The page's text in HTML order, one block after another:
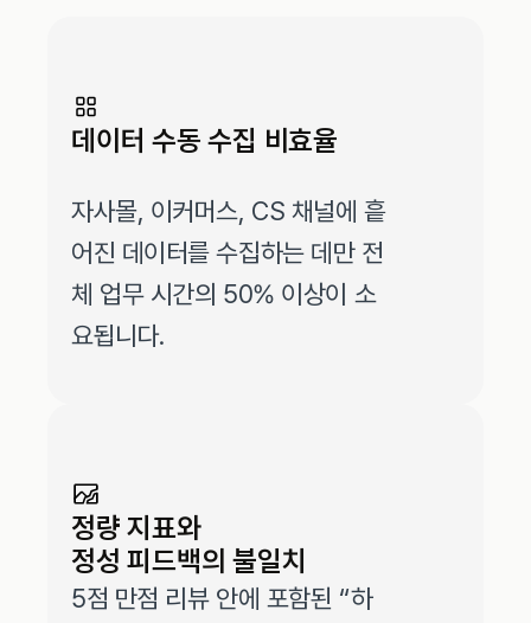
데이터 수동 수집 비효율
자사몰, 이커머스, CS 채널에 흩
어진 데이터를 수집하는 데만 전
체 업무 시간의 50% 이상이 소
요됩니다.
정량 지표와
정성 피드백의 불일치
5점 만점 리뷰 안에 포함된 “하